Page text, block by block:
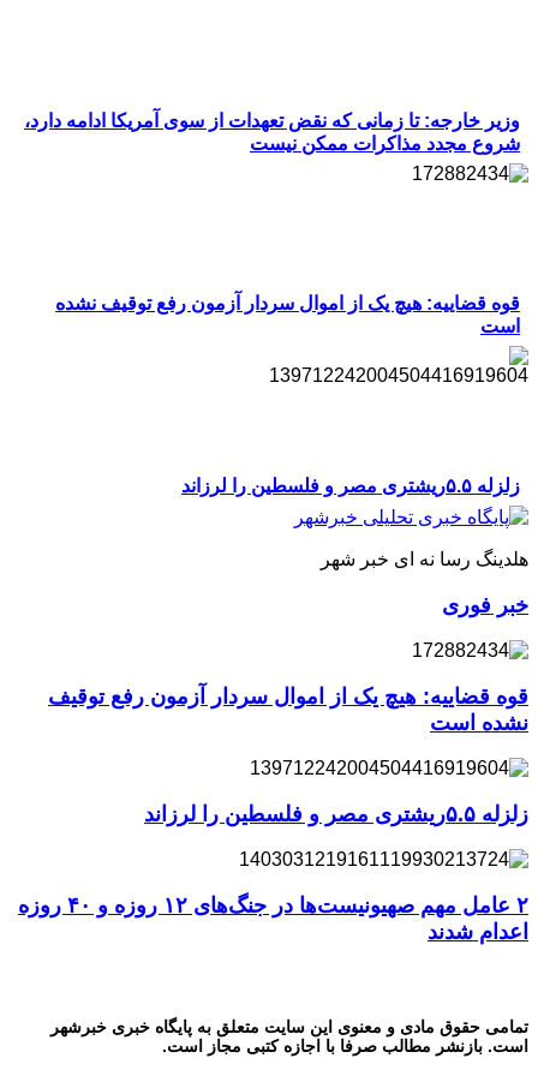
وزیر خارجه: تا زمانی که نقض تعهدات از سوی آمریکا ادامه دارد،
شروع مجدد مذاکرات ممکن نیست
قوه قضاییه: هیچ یک از اموال سردار آزمون رفع توقیف نشده
است
زلزله ۵.۵ریشتری مصر و فلسطین را لرزاند
هلدینگ رسا نه ای خبر شهر
خبر فوری
قوه قضاییه: هیچ یک از اموال سردار آزمون رفع توقیف
نشده است
زلزله ۵.۵ریشتری مصر و فلسطین را لرزاند
۲ عامل مهم صهیونیست‌ها در جنگ‌های ۱۲ روزه و ۴۰ روزه
اعدام شدند
تمامی حقوق مادی و معنوی این سایت متعلق به پایگاه خبری خبرشهر
است. بازنشر مطالب صرفا با اجازه کتبی مجاز است.